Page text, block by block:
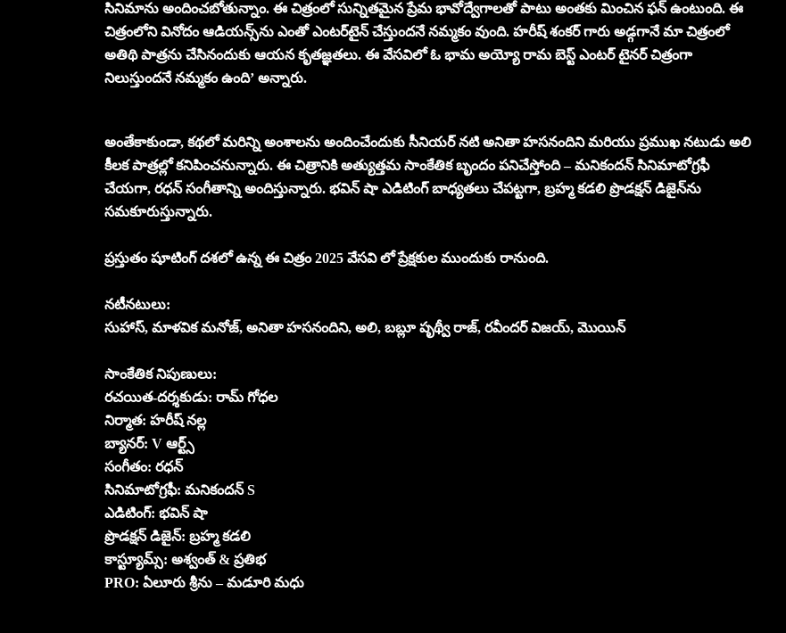
సినిమాను అందించబోతున్నాం. ఈ చిత్రంలో సున్నితమైన ప్రేమ భావోద్వేగాలతో పాటు అంతకు మించిన ఫన్‌ ఉంటుంది. ఈ
చిత్రంలోని వినోదం ఆడియన్స్‌ను ఎంతో ఎంటర్‌టైన్‌ చేస్తుందనే నమ్మకం వుంది. హరీష్‌ శంకర్‌ గారు అడ్గగానే మా చిత్రంలో
అతిథి పాత్రను చేసినందుకు ఆయన కృతజ్ఞతలు. ఈ వేసవిలో ఓ భామ అయ్యో రామ బెస్ట్‌ ఎంటర్ టైనర్‌ చిత్రంగా
నిలుస్తుందనే నమ్మకం ఉంది’ అన్నారు.
అంతేకాకుండా, కథలో మరిన్ని అంశాలను అందించేందుకు సీనియర్ నటి అనితా హసనందిని మరియు ప్రముఖ నటుడు అలి
కీలక పాత్రల్లో కనిపించనున్నారు. ఈ చిత్రానికి అత్యుత్తమ సాంకేతిక బృందం పనిచేస్తోంది – మనికందన్ సినిమాటోగ్రఫీ
చేయగా, రధన్ సంగీతాన్ని అందిస్తున్నారు. భవిన్ షా ఎడిటింగ్ బాధ్యతలు చేపట్టగా, బ్రహ్మ కడలి ప్రొడక్షన్ డిజైన్‌ను
సమకూరుస్తున్నారు.
ప్రస్తుతం షూటింగ్ దశలో ఉన్న ఈ చిత్రం 2025 వేసవి లో ప్రేక్షకుల ముందుకు రానుంది.
నటీనటులు:
సుహాస్, మాళవిక మనోజ్, అనితా హసనందిని, అలి, బబ్లూ పృథ్వీ రాజ్, రవీందర్ విజయ్, మొయిన్
సాంకేతిక నిపుణులు:
రచయిత-దర్శకుడు: రామ్ గోధల
నిర్మాత: హరీష్ నల్ల
బ్యానర్: V ఆర్ట్స్
సంగీతం: రధన్
సినిమాటోగ్రఫీ: మనికందన్ S
ఎడిటింగ్: భవిన్ షా
ప్రొడక్షన్ డిజైన్: బ్రహ్మ కడలి
కాస్ట్యూమ్స్: అశ్వంత్ & ప్రతిభ
PRO: ఏలూరు శ్రీను – మడూరి మధు